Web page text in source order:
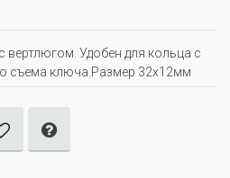
Удобен для кольца с
съема ключа.Размер 32х12мм